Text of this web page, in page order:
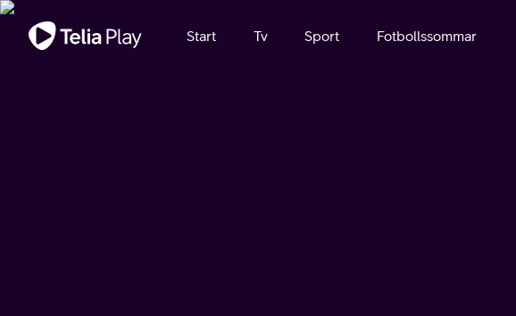
Viktigt meddelande
Start Tv Sport Fotbollssommar